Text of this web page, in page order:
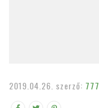
2019.04.26. szerző: 777